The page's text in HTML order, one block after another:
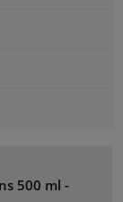
500 ml -